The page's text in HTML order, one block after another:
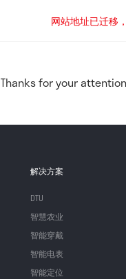
网站地址已迁移
Thanks for your
解决方案
DTU
智慧农业
智能穿戴
智能电表
智能定位